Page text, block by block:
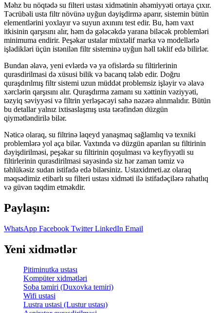
Məhz bu nöqtədə su filteri ustası xidmətinin əhəmiyyəti ortaya çıxır.
Təcrübəli usta filtr növünə uyğun dəyişdirmə aparır, sistemin bütün
elementlərini yoxlayır və suyun axınını test edir. Bu, həm vaxt
itkisinin qarşısını alır, həm də gələcəkdə yarana biləcək problemləri
minimuma endirir. Peşəkar ustalar müxtəlif marka və modellərlə
işlədikləri üçün istənilən filtr sisteminə uyğun həll təklif edə bilirlər.
Bundan əlavə, yeni evlərdə və ya ofislərdə su filtirlerinin
qurasdirilmasi də xüsusi bilik və bacarıq tələb edir. Doğru
quraşdırılmış filtr sistemi uzun müddət problemsiz işləyir və əlavə
xərclərin qarşısını alır. Quraşdırma zamanı su xəttinin vəziyyəti,
təzyiq səviyyəsi və filtrin yerləşəcəyi sahə nəzərə alınmalıdır. Bütün
bu detallar yalnız ixtisaslaşmış usta tərəfindən düzgün
qiymətləndirilə bilər.
Nəticə olaraq, su filtrinə laqeyd yanaşmaq sağlamlıq və texniki
problemlərə yol aça bilər. Vaxtında və düzgün aparılan su filtirinin
dəyişdirilməsi, peşəkar su filtirinin qoşulması və keyfiyyətli su
filtirlerinin qurasdirilmasi sayəsində siz hər zaman təmiz və
təhlükəsiz sudan istifadə edə bilərsiniz. Ustaxidmeti.az olaraq
məqsədimiz etibarlı su filteri ustası xidməti ilə istifadəçilərə rahatlıq
və güvən təqdim etməkdir.
Paylaşın:
WhatsApp Facebook TwitterLinkedIn Email
Yeni xidmətlər
Pitiminutka ustası
Kompüter xidmətləri
Soba təmiri (Duxovka temiri)
Wifi ustasi
Lustra ustasi (Lustur ustası)